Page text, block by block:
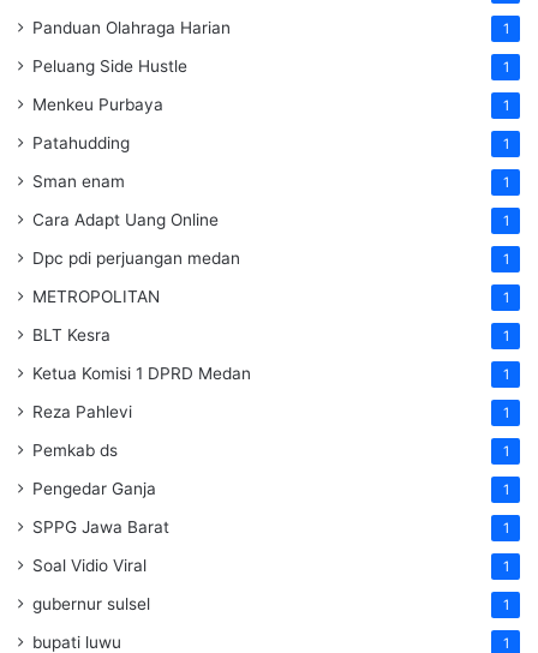
Panduan Olahraga Harian 1
Peluang Side Hustle 1
Menkeu Purbaya 1
Patahudding 1
Sman enam 1
Cara Adapt Uang Online 1
Dpc pdi perjuangan medan 1
METROPOLITAN 1
BLT Kesra 1
Ketua Komisi 1 DPRD Medan 1
Reza Pahlevi 1
Pemkab ds 1
Pengedar Ganja 1
SPPG Jawa Barat 1
Soal Vidio Viral 1
gubernur sulsel 1
bupati luwu 1